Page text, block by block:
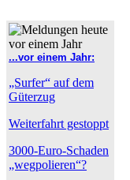
...vor einem Jahr:
„Surfer“ auf dem
Güterzug
Weiterfahrt gestoppt
3000-Euro-Schaden
„wegpolieren“?